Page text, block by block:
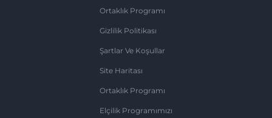
Ortaklık Programı
Gizlilik Politikası
Şartlar Ve Koşullar
Site Haritası
Ortaklık Programı
Elçilik Programımızı